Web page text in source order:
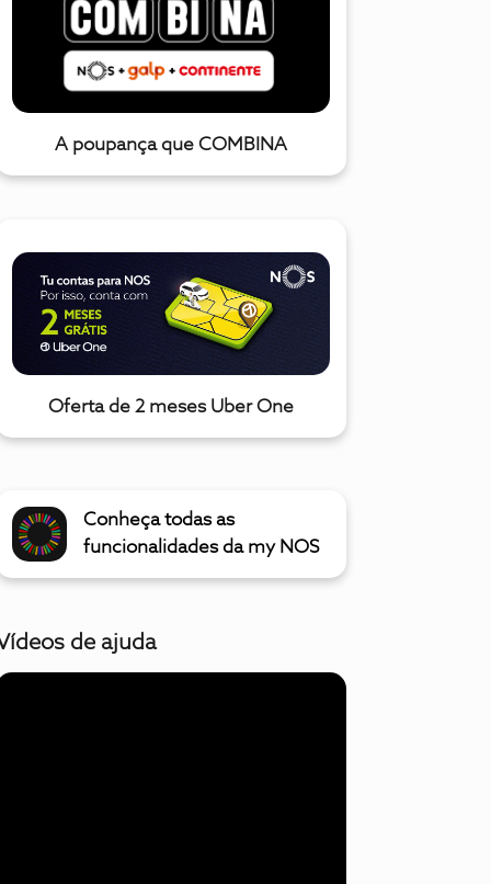
A poupança que COMBINA
Oferta de 2 meses Uber One
Conheça todas as
funcionalidades da my NOS
de ajuda